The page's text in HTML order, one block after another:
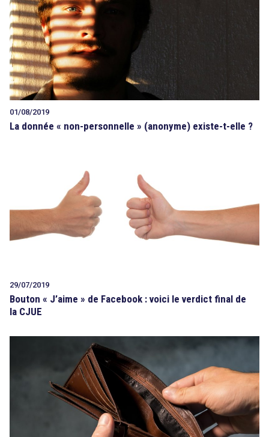
01/08/2019
La donnée « non-personnelle » (anonyme) existe-t-elle ?
29/07/2019
Bouton « J’aime » de Facebook : voici le verdict final de
la CJUE